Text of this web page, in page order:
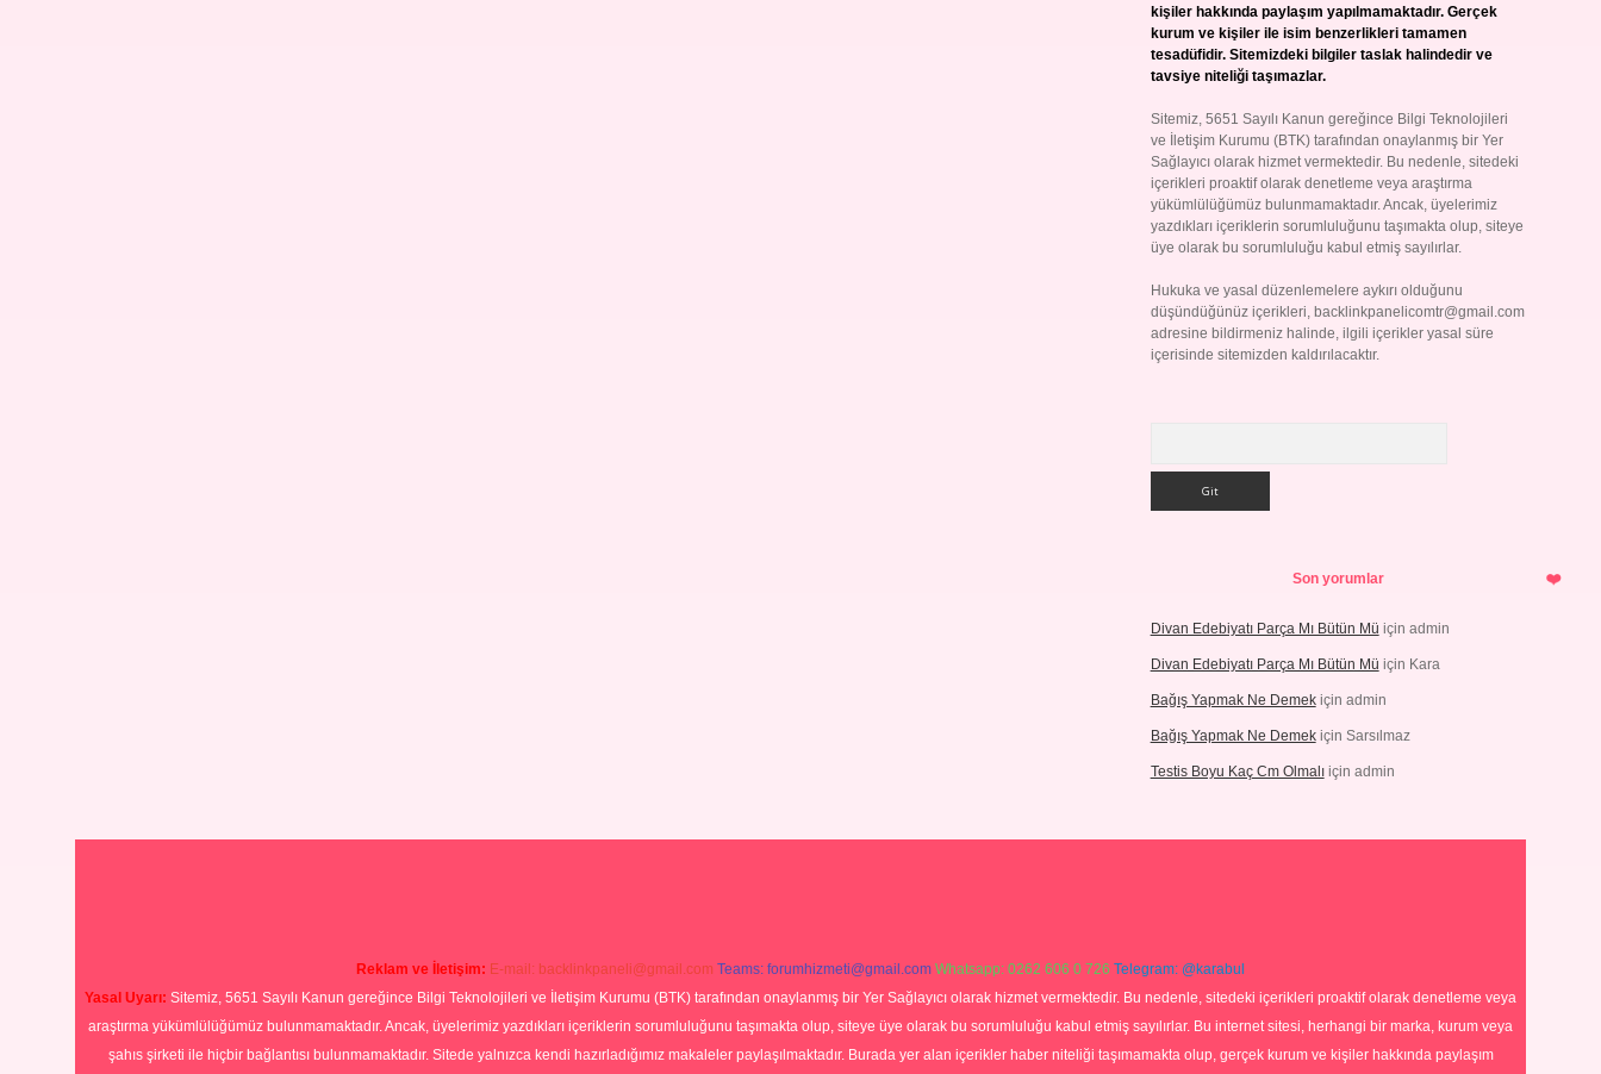
kişiler hakkında paylaşım yapılmamaktadır. Gerçek
kurum ve kişiler ile isim benzerlikleri tamamen
tesadüfidir. Sitemizdeki bilgiler taslak halindedir ve
tavsiye niteliği taşımazlar.
Sitemiz, 5651 Sayılı Kanun gereğince Bilgi Teknolojileri
ve İletişim Kurumu (BTK) tarafından onaylanmış bir Yer
Sağlayıcı olarak hizmet vermektedir. Bu nedenle, sitedeki
içerikleri proaktif olarak denetleme veya araştırma
yükümlülüğümüz bulunmamaktadır. Ancak, üyelerimiz
yazdıkları içeriklerin sorumluluğunu taşımakta olup, siteye
üye olarak bu sorumluluğu kabul etmiş sayılırlar.
Hukuka ve yasal düzenlemelere aykırı olduğunu
düşündüğünüz içerikleri, backlinkpanelicomtr@gmail.com
adresine bildirmeniz halinde, ilgili içerikler yasal süre
içerisinde sitemizden kaldırılacaktır.
Son yorumlar
Divan Edebiyatı Parça Mı Bütün Mü için admin
Divan Edebiyatı Parça Mı Bütün Mü için Kara
Bağış Yapmak Ne Demekiçin admin
Bağış Yapmak Ne Demekiçin Sarsılmaz
Testis Boyu Kaç Cm Olmalıiçin admin
Reklam ve İletişim: E-mail: backlinkpaneli@gmail.com Teams: forumhizmeti@gmail.com Whatsapp: 0262 606 0 726 Telegram: @karabul
Yasal Uyarı: Sitemiz, 5651 Sayılı Kanun gereğince Bilgi Teknolojileri ve İletişim Kurumu (BTK) tarafından onaylanmış bir Yer Sağlayıcı olarak hizmet vermektedir. Bu nedenle, sitedeki içerikleri proaktif olarak denetleme veya
araştırma yükümlülüğümüz bulunmamaktadır. Ancak, üyelerimiz yazdıkları içeriklerin sorumluluğunu taşımakta olup, siteye üye olarak bu sorumluluğu kabul etmiş sayılırlar. Bu internet sitesi, herhangi bir marka, kurum veya
şahıs şirketi ile hiçbir bağlantısı bulunmamaktadır. Sitede yalnızca kendi hazırladığımız makaleler paylaşılmaktadır. Burada yer alan içerikler haber niteliği taşımamakta olup, gerçek kurum ve kişiler hakkında paylaşım